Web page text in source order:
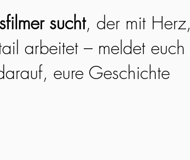
sucht, der mit Herz,
arbeitet – meldet euch
eure Geschichte